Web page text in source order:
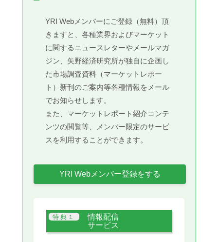
YRI Webメンバーにご登録（無料）頂
きますと、各種業界およびマーケット
に関するニュースレターやメールマガ
ジン、矢野経済研究所が独自に企画し
た市場調査資料（マーケットレポー
ト）新刊のご案内等各種情報をメール
でお知らせします。
また、マーケットレポート紹介コンテ
ンツの閲覧等、メンバー限定のサービ
スを利用することができます。
YRI Webメンバー登録をする
情報配信
サービス